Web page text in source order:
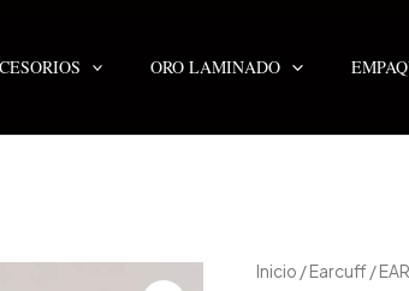
ORO LAMINADO
Inicio /Earcuff/